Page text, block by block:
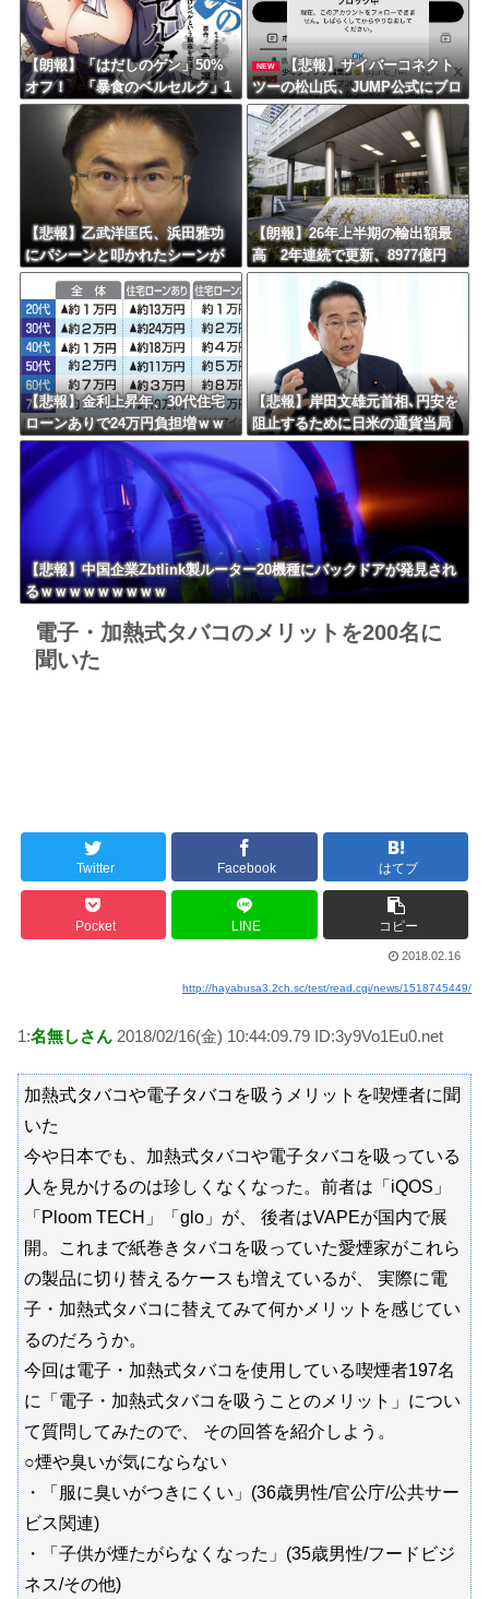
【朗報】「はだしのゲン」50%
オフ！ 「暴食のベルセルク」1
4巻無料ｗｗｗｗｗｗ
NEW
【悲報】サイバーコネクト
ツーの松山氏、JUMP公式にブロ
ックされるｗｗｗｗｗｗｗｗｗ
ｗｗ
【悲報】乙武洋匡氏、浜田雅功
にパシーンと叩かれたシーンが
オンエアされず「障害者相手だ
と放送されなくなる。俺、逆差
別だと思って」
【朗報】26年上半期の輸出額最
高 2年連続で更新、8977億円
農水省「インバウンドの増加に
伴い、日本食の認知度が向上」
【悲報】金利上昇年、30代住宅
ローンありで24万円負担増ｗｗ
ｗｗｗｗｗｗｗｗｗｗ
【悲報】岸田文雄元首相､円安を
阻止するために日米の通貨当局
が実施した為替介入は｢一時しの
ぎに過ぎない｣との認識を示す
【悲報】中国企業Zbtlink製ルーター20機種にバックドアが発見され
るｗｗｗｗｗｗｗｗｗ
電子・加熱式タバコのメリットを200名に
聞いた
Twitter Facebook はてブ
Pocket LINE コピー
2018.02.16
http://hayabusa3.2ch.sc/test/read.cgi/news/1518745449/
1:名無しさん 2018/02/16(金) 10:44:09.79 ID:3y9Vo1Eu0.net
加熱式タバコや電子タバコを吸うメリットを喫煙者に聞
いた
今や日本でも、加熱式タバコや電子タバコを吸っている
人を見かけるのは珍しくなくなった。前者は「iQOS」
「Ploom TECH」「glo」が、 後者はVAPEが国内で展
開。これまで紙巻きタバコを吸っていた愛煙家がこれら
の製品に切り替えるケースも増えているが、 実際に電
子・加熱式タバコに替えてみて何かメリットを感じてい
るのだろうか。
今回は電子・加熱式タバコを使用している喫煙者197名
に「電子・加熱式タバコを吸うことのメリット」につい
て質問してみたので、 その回答を紹介しよう。
○煙や臭いが気にならない
・「服に臭いがつきにくい」(36歳男性/官公庁/公共サー
ビス関連)
・「子供が煙たがらなくなった」(35歳男性/フードビジ
ネス/その他)